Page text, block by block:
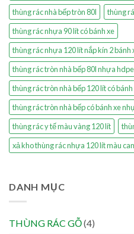
thùng rác nhà bếp tròn 80l
thùng
thùng rác nhựa 90 lít có bánh xe
thùng rác nhựa 120 lít nắp kín 2 bánh
thùng rác tròn nhà bếp 80l nhựa hdpe
thùng rác tròn nhà bếp 120 lít có bánh
thùng rác tròn nhà bếp có bánh xe
thùng rác y tế màu vàng 120 lít
xả kho thùng rác nhựa 120 lít màu
DANH MỤC
THÙNG RÁC GỖ(4)